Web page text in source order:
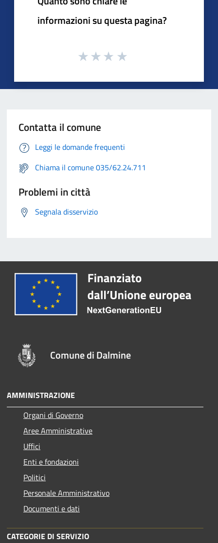
informazioni su questa pagina?
Contatta il comune
Leggi le domande frequenti
Chiama il comune 035/62.24.711
Problemi in città
Segnala disservizio
Comune di Dalmine
AMMINISTRAZIONE
Organi di Governo
Aree Amministrative
Uffici
Enti e fondazioni
Politici
Personale Amministrativo
Documenti e dati
CATEGORIE DI SERVIZIO